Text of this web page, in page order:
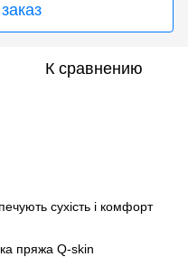
К сравнению
сухість і комфорт
пряжа Q-skin